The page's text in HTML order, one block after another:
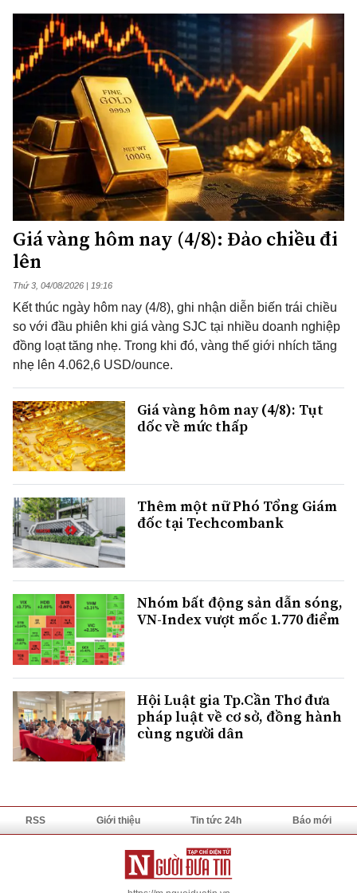
Giá vàng hôm nay (4/8): Đảo chiều đi
lên
Thứ 3, 04/08/2026 | 19:16
Kết thúc ngày hôm nay (4/8), ghi nhận diễn biến trái chiều
so với đầu phiên khi giá vàng SJC tại nhiều doanh nghiệp
đồng loạt tăng nhẹ. Trong khi đó, vàng thế giới nhích tăng
nhẹ lên 4.062,6 USD/ounce.
Giá vàng hôm nay (4/8): Tụt
dốc về mức thấp
Thêm một nữ Phó Tổng Giám
đốc tại Techcombank
Nhóm bất động sản dẫn sóng,
VN-Index vượt mốc 1.770 điểm
Hội Luật gia Tp.Cần Thơ đưa
pháp luật về cơ sở, đồng hành
cùng người dân
RSS Giới thiệu Tin tức 24h Báo mới